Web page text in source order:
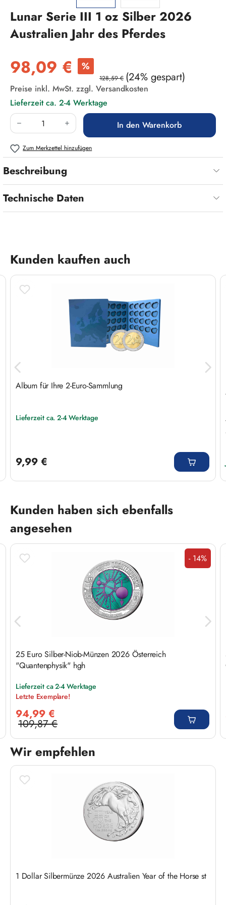
Lunar Serie III 1 oz Silber 2026
Australien Jahr des Pferdes
Verkaufspreis:
98,09 € %
128,59 € (24% gespart)
Preise inkl. MwSt. zzgl. Versandkosten
Lieferzeit ca. 2-4 Werktage
Produkt Anzahl: Gib den gewünschten Wert
In den Warenkorb
Zum Merkzettel hinzufügen
Beschreibung
Technische Daten
Produktgalerie überspringen
Kunden kauften auch
Album für Ihre 2-Euro-Sammlung
Lieferzeit ca. 2-4 Werktage
9,99 €
Produktgalerie überspringen
Kunden haben sich ebenfalls
angesehen
Rabatt
- 14%
25 Euro Silber-Niob-Münzen 2026 Österreich
"Quantenphysik" hgh
Lieferzeit ca 2-4 Werktage
Letzte Exemplare!
94,99 €
Regulärer Preis:
109,87 €
Wir empfehlen
Produktgalerie überspringen
1 Dollar Silbermünze 2026 Australien Year of the Horse st